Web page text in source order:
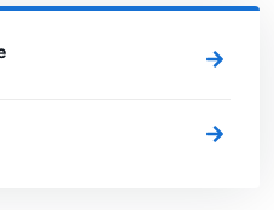
de alugar um carro